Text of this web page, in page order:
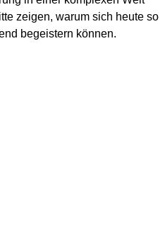
zeigen, warum sich heute so
begeistern können.